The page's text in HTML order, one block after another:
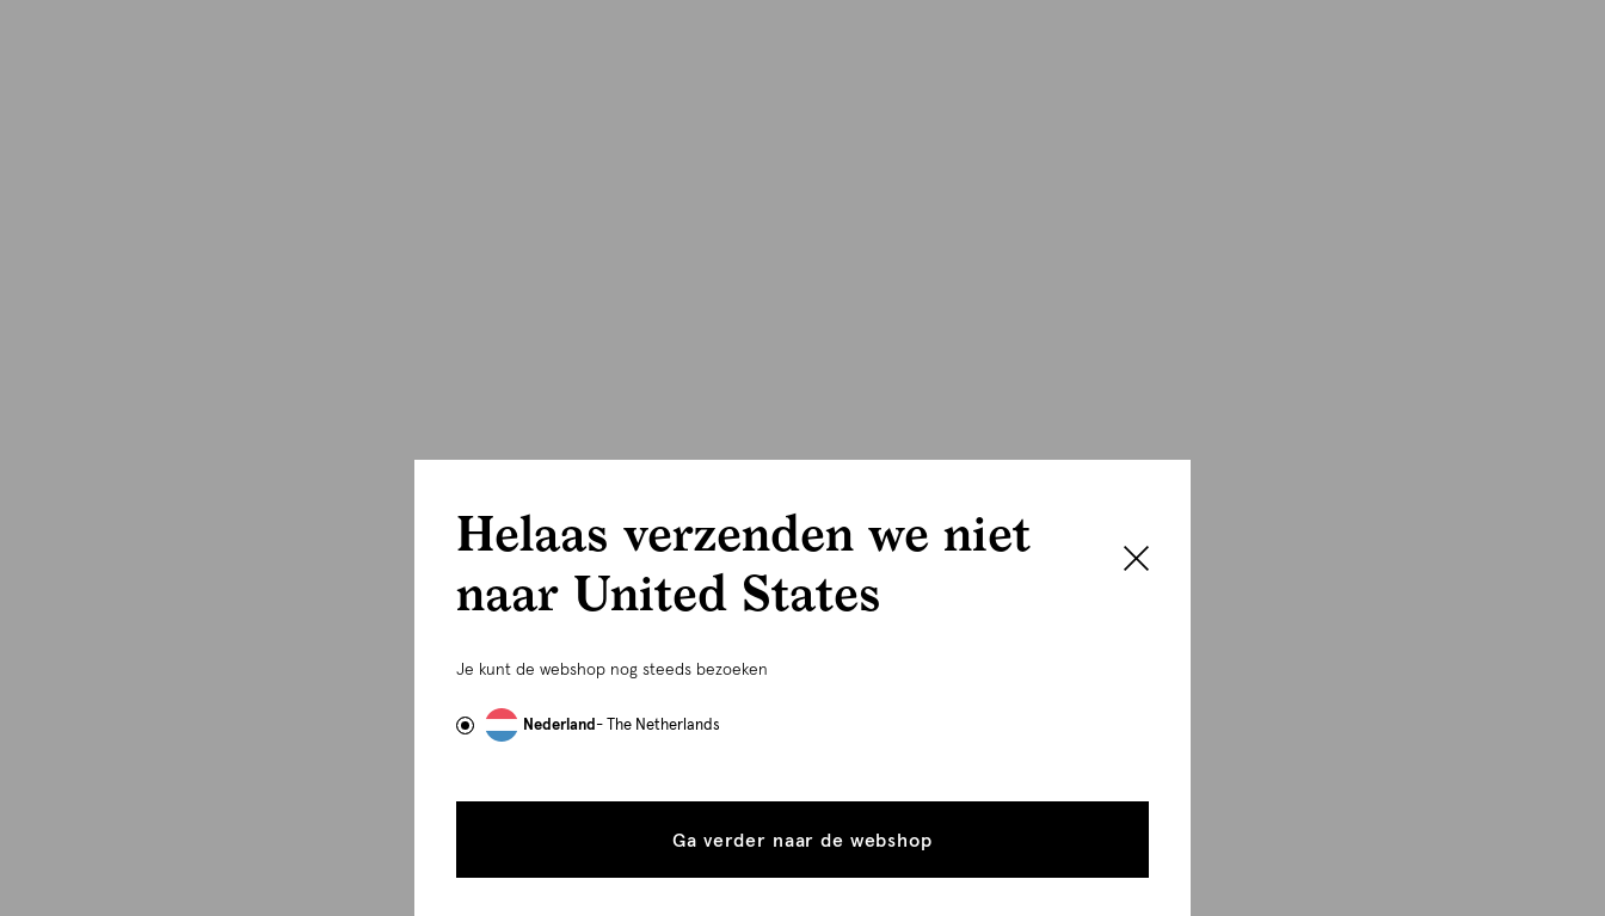
Helaas verzenden we niet
naar United States
Je kunt de webshop nog steeds bezoeken
Nederland- The Netherlands
Ga verder naar de webshop